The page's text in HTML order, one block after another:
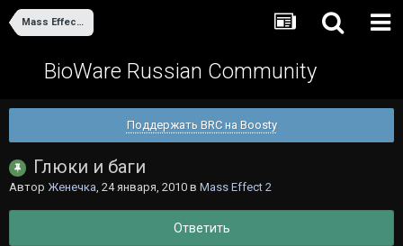
Mass Effect 2
BioWare Russian Community
Поддержать BRC на Boosty
Глюки и баги
Автор Женечка, 24 января, 2010 в Mass Effect 2
Ответить